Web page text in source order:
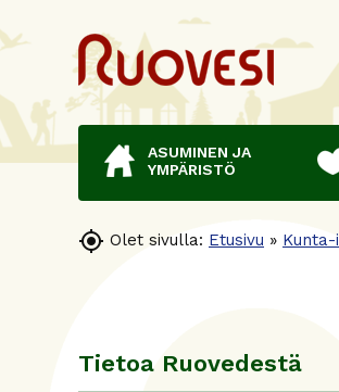
ASUMINEN JA
YMPÄRISTÖ
 Olet sivulla: Etusivu »
Tietoa Ruovedestä